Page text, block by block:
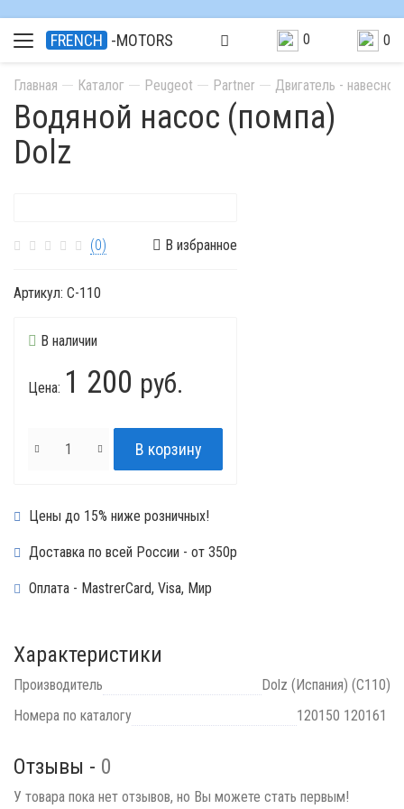
FRENCH -MOTORS 0 0
Главная Каталог Peugeot Partner Двигатель -
Водяной насос (помпа)
Dolz
(0) В избранное
Артикул: C-110
В наличии
Цена: 1 200 руб.
Цены до 15% ниже розничных!
Доставка по всей России - от 350р
Оплата - MastrerCard, Visa, Мир
Характеристики
Производитель
Dolz (Испания) (C110)
Номера по каталогу
120150 120161
Отзывы - 0
У товара пока нет отзывов, но Вы можете стать первым!